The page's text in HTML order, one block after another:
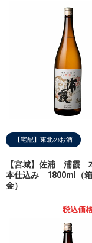
【宅配】東北のお酒
【宮城】佐浦 浦霞
本仕込み 1800ml（
金）
税込価